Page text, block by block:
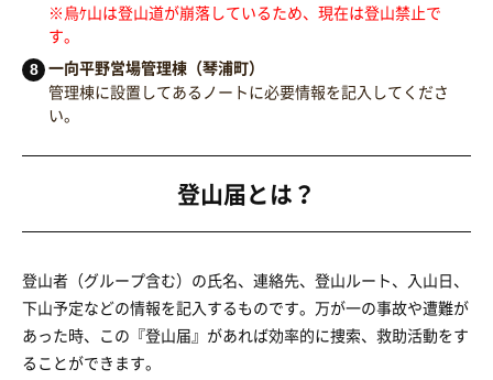
※烏ｹ山は登山道が崩落しているため、現在は登山禁止で
す。
一向平野営場管理棟（琴浦町）
管理棟に設置してあるノートに必要情報を記入してくださ
い。
登山届とは？
登山者（グループ含む）の氏名、連絡先、登山ルート、入山日、
下山予定などの情報を記入するものです。万が一の事故や遭難が
あった時、この『登山届』があれば効率的に捜索、救助活動をす
ることができます。